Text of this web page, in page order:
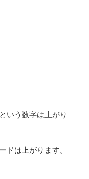
いう数字は上がり
ドは上がります。